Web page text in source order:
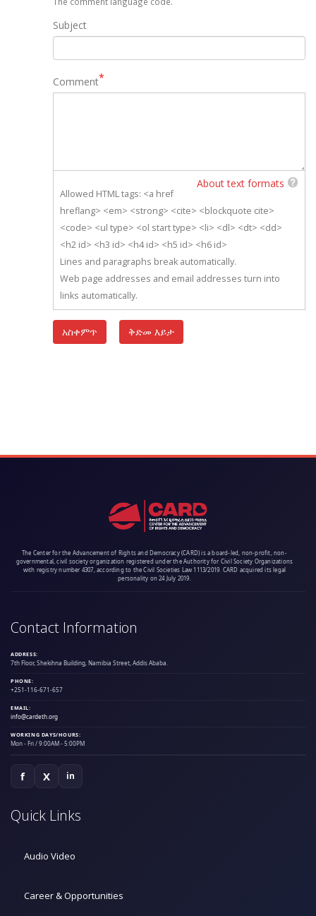
Subject
Comment
About text formats
Allowed HTML tags: <a href
hreflang> <em> <strong> <cite> <blockquote cite>
<code> <ul type> <ol start type> <li> <dl> <dt> <dd>
<h2 id> <h3 id> <h4 id> <h5 id> <h6 id>
Lines and paragraphs break automatically.
Web page addresses and email addresses turn into
links automatically.
The Center for the Advancement of Rights and Democracy (CARD) is a board-led, non-profit, non-
governmental, civil society organization registered under the Authority for Civil Society Organizations
with registry number 4307, according to the Civil Societies Law 1113/2019. CARD acquired its legal
personality on 24 July 2019.
Contact Information
ADDRESS:
7th Floor, Shekihna Building, Namibia Street, Addis Ababa.
PHONE:
+251-116-671-657
EMAIL:
info@cardeth.org
WORKING DAYS/HOURS:
Mon - Fri / 9:00AM - 5:00PM
f X in
Quick Links
Audio Video
Career & Opportunities